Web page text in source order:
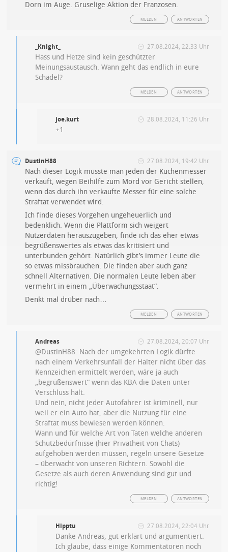
Dorn im Auge. Gruselige Aktion der Franzosen.
ANTWORTEN
MELDEN
_Knight_ 27.08.2024, 22:33 Uhr
Hass und Hetze sind kein geschützter
Meinungsaustausch. Wann geht das endlich in eure
Schädel?
ANTWORTEN
MELDEN
joe.kurt 28.08.2024, 11:26 Uhr
+1
DustinH88 27.08.2024, 19:42 Uhr
Nach dieser Logik müsste man jeden der Küchenmesser
verkauft, wegen Beihilfe zum Mord vor Gericht stellen,
wenn das durch ihn verkaufte Messer für eine solche
Straftat verwendet wird.
Ich finde dieses Vorgehen ungeheuerlich und
bedenklich. Wenn die Plattform sich weigert
Nutzerdaten herauszugeben, finde ich das eher etwas
begrüßenswertes als etwas das kritisiert und
unterbunden gehört. Natürlich gibt’s immer Leute die
so etwas missbrauchen. Die finden aber auch ganz
schnell Alternativen. Die normalen Leute leben aber
vermehrt in einem „Überwachungsstaat“.
Denkt mal drüber nach…
ANTWORTEN
MELDEN
Andreas 27.08.2024, 20:07 Uhr
@DustinH88: Nach der umgekehrten Logik dürfte
nach einem Verkehrsunfall der Halter nicht über das
Kennzeichen ermittelt werden, wäre ja auch
„begrüßenswert“ wenn das KBA die Daten unter
Verschluss hält.
Und nein, nicht jeder Autofahrer ist kriminell, nur
weil er ein Auto hat, aber die Nutzung für eine
Straftat muss bewiesen werden können.
Wann und für welche Art von Taten welche anderen
Schutzbedürfnisse (hier Privatheit von Chats)
aufgehoben werden müssen, regeln unsere Gesetze
– überwacht von unseren Richtern. Sowohl die
Gesetze als auch deren Anwendung sind gut und
richtig!
ANTWORTEN
MELDEN
Hipptu 27.08.2024, 22:04 Uhr
Danke Andreas, gut erklärt und argumentiert.
Ich glaube, dass einige Kommentatoren noch